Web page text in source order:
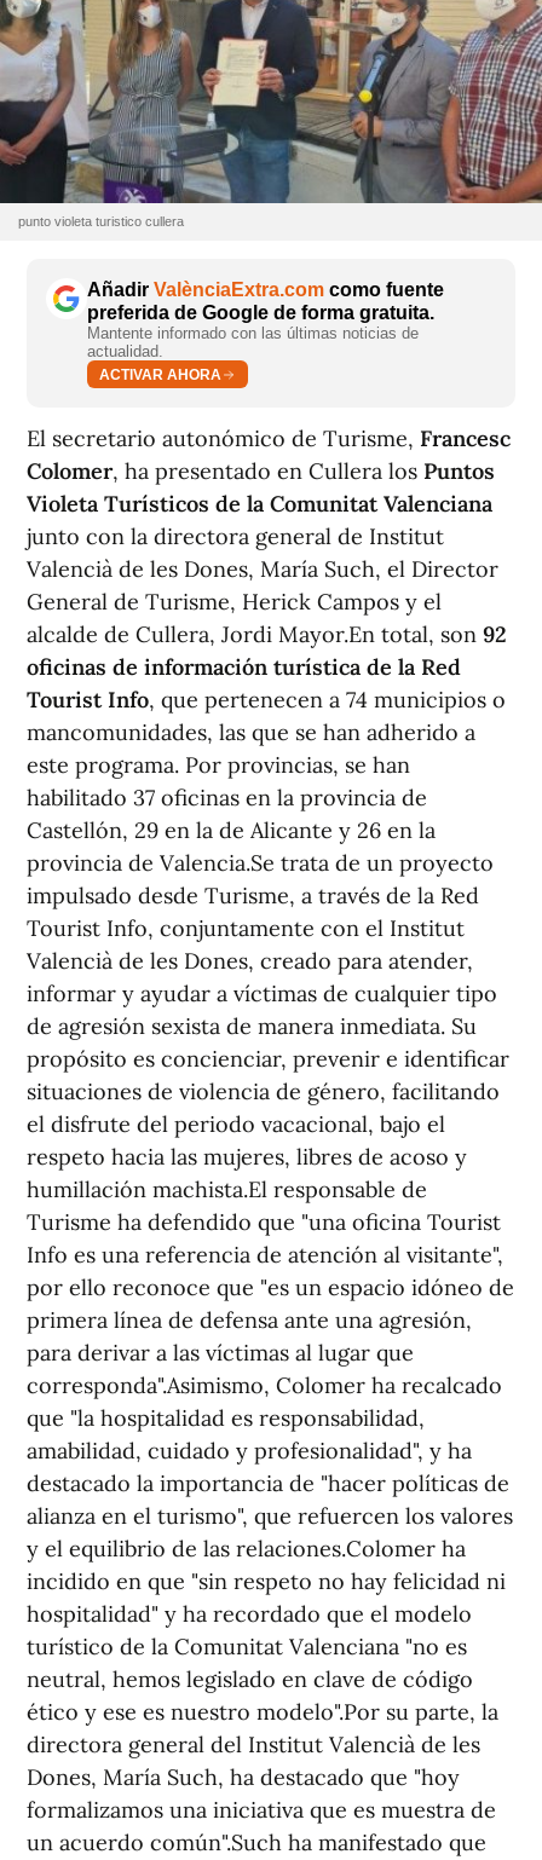
punto violeta turistico cullera
Añadir ValènciaExtra.com como fuente
preferida de Google de forma gratuita.
Mantente informado con las últimas noticias de
actualidad.
ACTIVAR AHORA
El secretario autonómico de Turisme, Francesc
Colomer, ha presentado en Cullera los Puntos
Violeta Turísticos de la Comunitat Valenciana
junto con la directora general de Institut
Valencià de les Dones, María Such, el Director
General de Turisme, Herick Campos y el
alcalde de Cullera, Jordi Mayor.En total, son 92
oficinas de información turística de la Red
Tourist Info, que pertenecen a 74 municipios o
mancomunidades, las que se han adherido a
este programa. Por provincias, se han
habilitado 37 oficinas en la provincia de
Castellón, 29 en la de Alicante y 26 en la
provincia de Valencia.Se trata de un proyecto
impulsado desde Turisme, a través de la Red
Tourist Info, conjuntamente con el Institut
Valencià de les Dones, creado para atender,
informar y ayudar a víctimas de cualquier tipo
de agresión sexista de manera inmediata. Su
propósito es concienciar, prevenir e identificar
situaciones de violencia de género, facilitando
el disfrute del periodo vacacional, bajo el
respeto hacia las mujeres, libres de acoso y
humillación machista.El responsable de
Turisme ha defendido que "una oficina Tourist
Info es una referencia de atención al visitante",
por ello reconoce que "es un espacio idóneo de
primera línea de defensa ante una agresión,
para derivar a las víctimas al lugar que
corresponda".Asimismo, Colomer ha recalcado
que "la hospitalidad es responsabilidad,
amabilidad, cuidado y profesionalidad", y ha
destacado la importancia de "hacer políticas de
alianza en el turismo", que refuercen los valores
y el equilibrio de las relaciones.Colomer ha
incidido en que "sin respeto no hay felicidad ni
hospitalidad" y ha recordado que el modelo
turístico de la Comunitat Valenciana "no es
neutral, hemos legislado en clave de código
ético y ese es nuestro modelo".Por su parte, la
directora general del Institut Valencià de les
Dones, María Such, ha destacado que "hoy
formalizamos una iniciativa que es muestra de
un acuerdo común".Such ha manifestado que